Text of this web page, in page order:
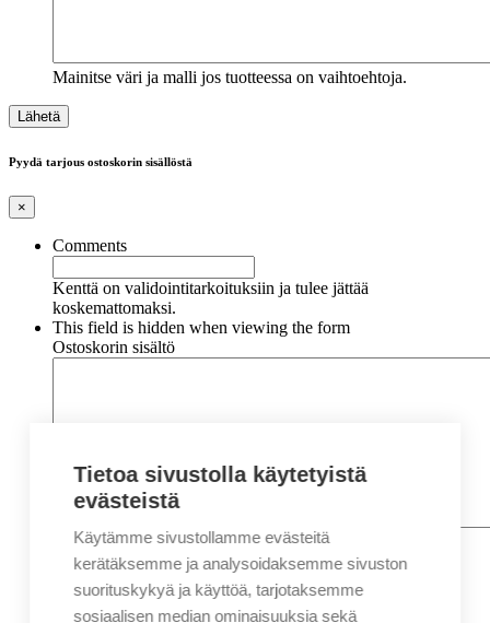
Mainitse väri ja malli jos tuotteessa on vaihtoehtoja.
Pyydä tarjous ostoskorin sisällöstä
×
Comments
Kenttä on validointitarkoituksiin ja tulee jättää
koskemattomaksi.
This field is hidden when viewing the form
Ostoskorin sisältö
Nimi*
Etunimi
Sukunimi
Tietoa sivustolla käytetyistä
evästeistä
Käytämme sivustollamme evästeitä
kerätäksemme ja analysoidaksemme sivuston
suorituskykyä ja käyttöä, tarjotaksemme
sosiaalisen median ominaisuuksia sekä